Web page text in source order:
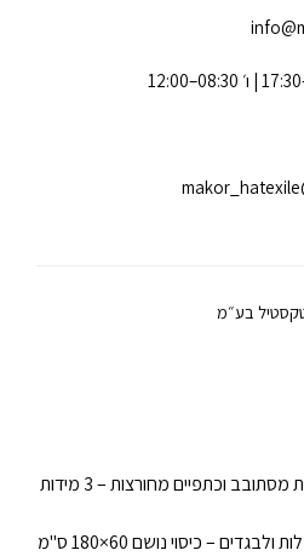
בע״מ
קולב פלסטיק לבן עם וו מתכת מסתובב וכתפיים מחורצות – 3 מידות
שקית אל-בד מתקפלת לשמלות ולבגדים – כיסוי נושם 60×180 ס"מ